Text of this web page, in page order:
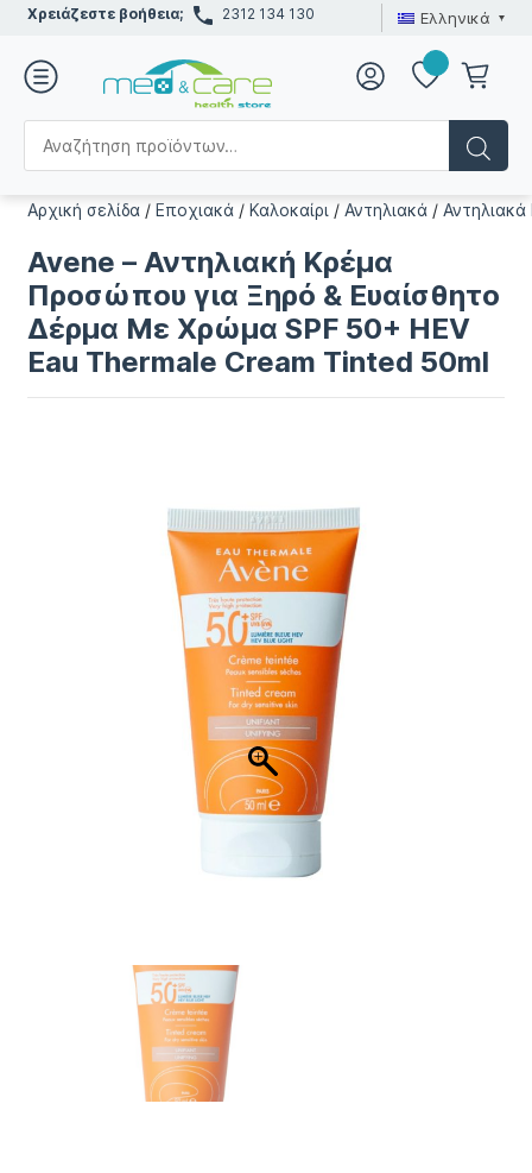
Χρειάζεστε βοήθεια; 2312 134 130 Ελληνικά
Αρχική σελίδα /Εποχιακά /Καλοκαίρι /Αντηλιακά /
Avene – Αντηλιακή Κρέμα
Προσώπου για Ξηρό & Ευαίσθητο
Δέρμα Με Χρώμα SPF 50+ HEV
Eau Thermale Cream Tinted 50ml